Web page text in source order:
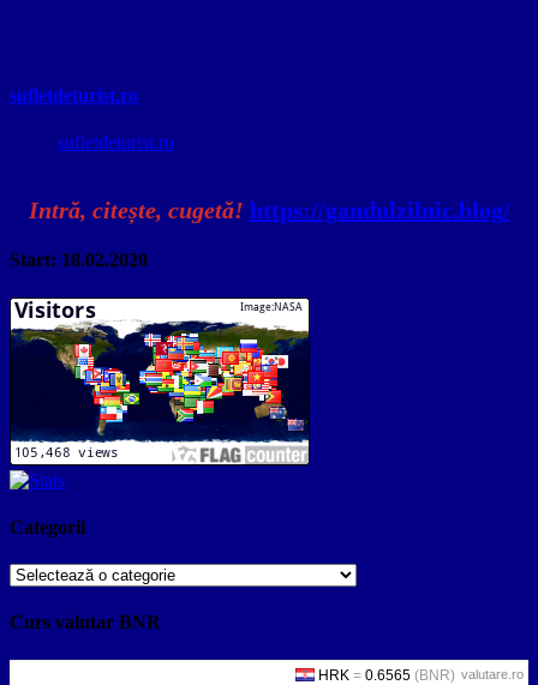
sufletdeturist.ro
sufletdeturist.ro
Intră, citește, cugetă! https://gandulzilnic.blog/
Start: 18.02.2020
Categorii
Categorii
Curs valutar BNR
valutare.ro